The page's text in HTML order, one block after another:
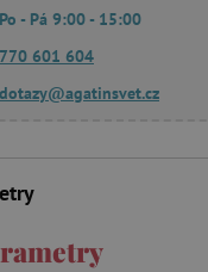
Po - Pá 9:00 - 15:00
770 601 604
dotazy@agatinsvet.cz